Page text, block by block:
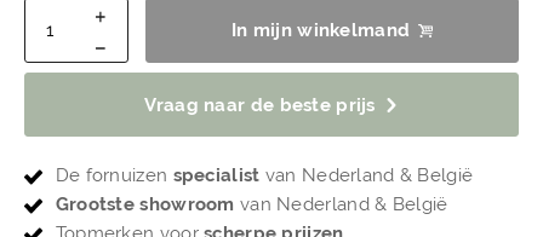
In mijn winkelmand
Vraag naar de beste prijs
De fornuizen specialist van Nederland & België
Grootste showroom van Nederland & België
Topmerken voorscherpe prijzen